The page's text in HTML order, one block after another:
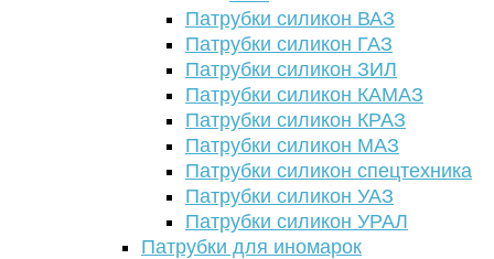
Патрубки силикон ВАЗ
Патрубки силикон ГАЗ
Патрубки силикон ЗИЛ
Патрубки силикон КАМАЗ
Патрубки силикон КРАЗ
Патрубки силикон МАЗ
Патрубки силикон спецтехника
Патрубки силикон УАЗ
Патрубки силикон УРАЛ
Патрубки для иномарок